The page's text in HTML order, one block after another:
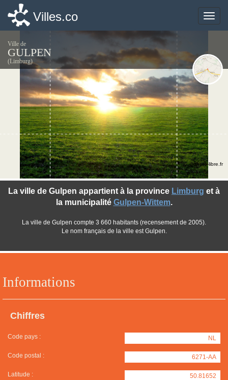
Toggle
Villes.co
Ville de
GULPEN
(Limburg)
Informations
Chiffres
Code pays : NL
Code postal : 6271-AA
Latitude : 50.81652
La ville de Gulpen appartient à la province Limburg et à
la municipalité Gulpen-Wittem.
La ville de Gulpen compte 3 660 habitants (recensement de 2005).
Le nom français de la ville est Gulpen.
©photo-libre.fr
Toggle
Villes.co